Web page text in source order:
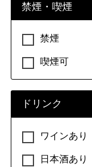
禁煙・喫煙
禁煙
喫煙可
ドリンク
ワインあり
日本酒あり